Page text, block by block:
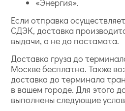
«Энергия».
Если отправка
СДЭК, доставка
выдачи, а не до постамата.
Доставка груза до
Москве бесплатна. Также
доставка до терминала
в вашем городе. Для этого
выполнены следующие